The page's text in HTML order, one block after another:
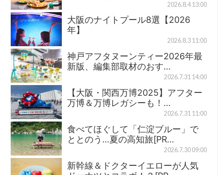
2026.8.4 13:00
大阪のナイトプール8選【2026
年】
2026.8.3 11:00
神戸アフタヌーンティー2026年最
新版、編集部取材のおす…
2026.7.31 14:00
【大阪・関西万博2025】アフター
万博＆万博レガシーも！…
2026.7.31 11:00
食べてほぐして「仁淀ブルー」で
ととのう…夏の高知旅[PR…
2026.7.30 09:00
新幹線＆ドクターイエローが人気